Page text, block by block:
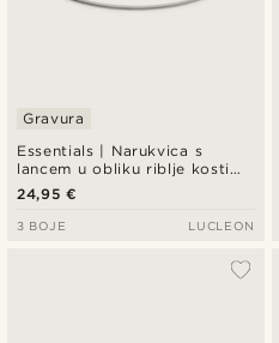
Essentials | Narukvica s
lancem u obliku riblje kosti
srebrne boje, 2 mm
Gravura
24,95 €
3 BOJE LUCLEON